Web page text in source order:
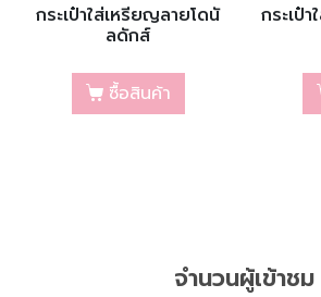
กระเป๋าใส่เหรียญลายโดนั
ลดักส์
ซื้อสินค้า
กระเป๋
จำนวนผู้เข้าชม